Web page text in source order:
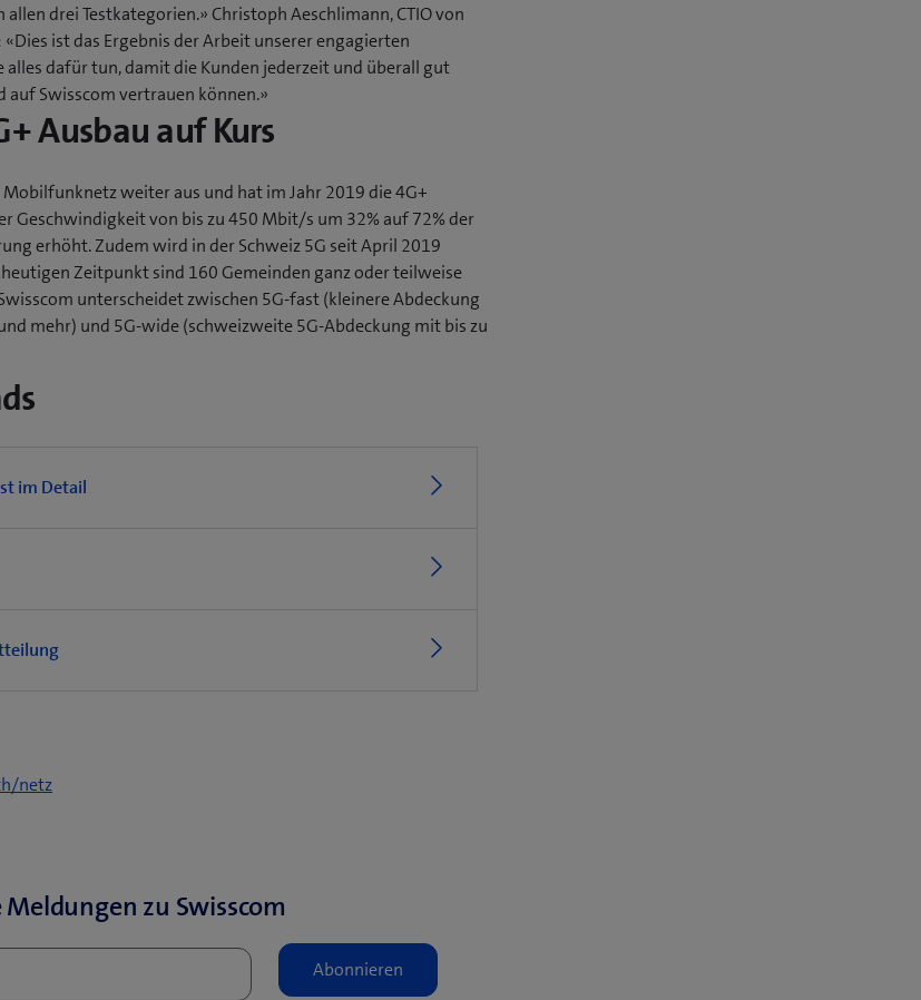
drei Testkategorien.» Christoph Aeschlimann, CTIO von
ist das Ergebnis der Arbeit unserer engagierten
dafür tun, damit die Kunden jederzeit und überall gut
auf Swisscom vertrauen können.»
Ausbau auf Kurs
Mobilfunknetz weiter aus und hat im Jahr 2019 die 4G+
Geschwindigkeit von bis zu 450 Mbit/s um 32% auf 72% der
erhöht. Zudem wird in der Schweiz 5G seit April 2019
Zeitpunkt sind 160 Gemeinden ganz oder teilweise
unterscheidet zwischen 5G-fast (kleinere Abdeckung
mehr) und 5G-wide (schweizweite 5G-Abdeckung mit bis zu
im Detail
netz
zu Swisscom